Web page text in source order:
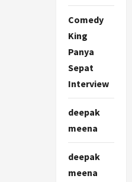
Comedy
King
Panya
Sepat
Interview
deepak
meena
deepak
meena